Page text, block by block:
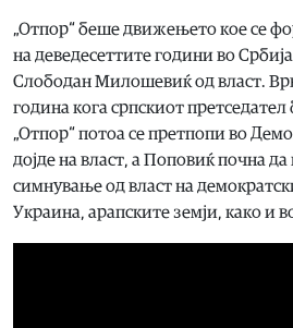
„Отпор“ беше движењето кое се
на деведесеттите години во
Слободан Милошевиќ од власт.
година кога српскиот
„Отпор“ потоа се претпопи во
дојде на власт, а Поповиќ почна
симнување од власт на
Украина, арапските земји, како и